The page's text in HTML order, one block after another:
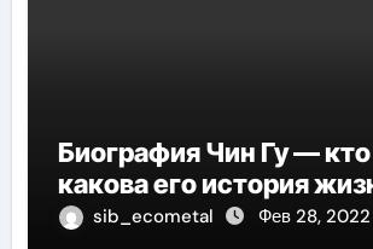
Биография Чин Гу — кто
какова его история
sib_ecometal Фев 28, 2022